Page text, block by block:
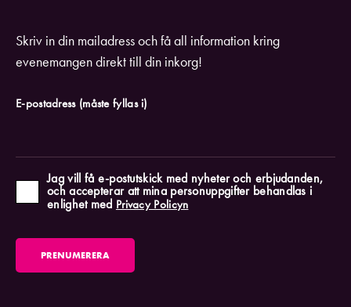
Skriv in din mailadress och få all information kring
evenemangen direkt till din inkorg!
E-postadress (måste fyllas i)
Jag vill få e-postutskick med nyheter och erbjudanden,
och accepterar att mina personuppgifter behandlas i
enlighet med Privacy Policyn
PRENUMERERA